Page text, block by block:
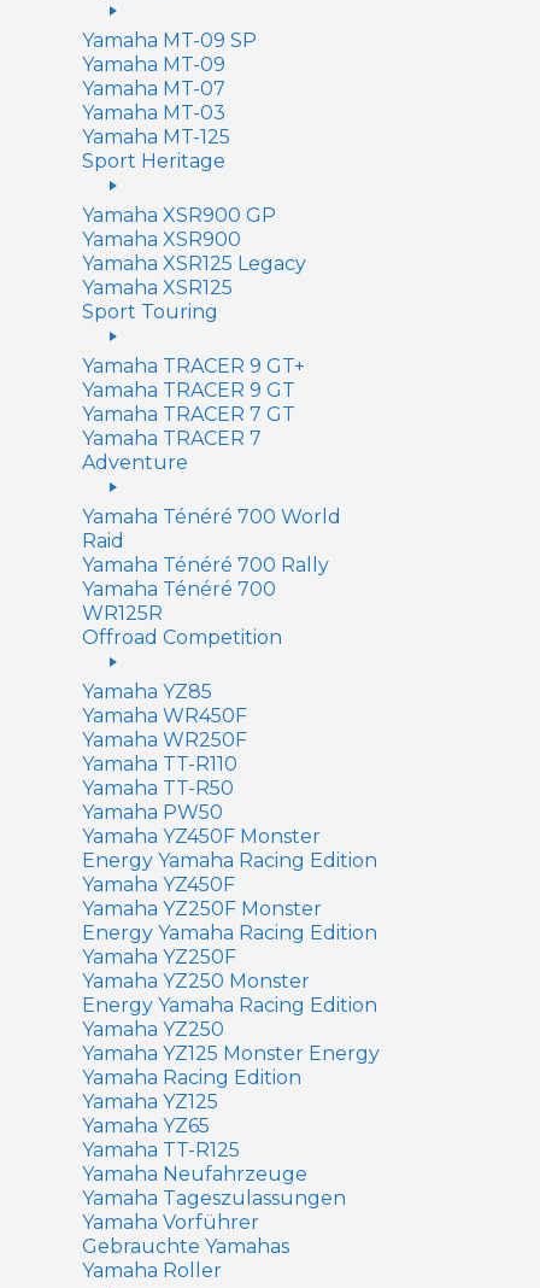
Yamaha MT-09 SP
Yamaha MT-09
Yamaha MT-07
Yamaha MT-03
Yamaha MT-125
Sport Heritage
Yamaha XSR900 GP
Yamaha XSR900
Yamaha XSR125 Legacy
Yamaha XSR125
Sport Touring
Yamaha TRACER 9 GT+
Yamaha TRACER 9 GT
Yamaha TRACER 7 GT
Yamaha TRACER 7
Adventure
Yamaha Ténéré 700 World
Raid
Yamaha Ténéré 700 Rally
Yamaha Ténéré 700
WR125R
Offroad Competition
Yamaha YZ85
Yamaha WR450F
Yamaha WR250F
Yamaha TT-R110
Yamaha TT-R50
Yamaha PW50
Yamaha YZ450F Monster
Energy Yamaha Racing Edition
Yamaha YZ450F
Yamaha YZ250F Monster
Energy Yamaha Racing Edition
Yamaha YZ250F
Yamaha YZ250 Monster
Energy Yamaha Racing Edition
Yamaha YZ250
Yamaha YZ125 Monster Energy
Yamaha Racing Edition
Yamaha YZ125
Yamaha YZ65
Yamaha TT-R125
Yamaha Neufahrzeuge
Yamaha Tageszulassungen
Yamaha Vorführer
Gebrauchte Yamahas
Yamaha Roller